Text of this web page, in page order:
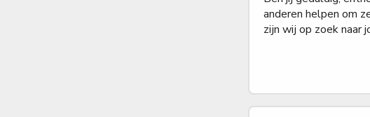
anderen helpen om
zijn wij op zoek naar